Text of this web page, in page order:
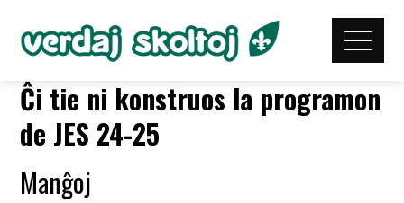
Ĉi tie ni konstruos la programon
de JES 24-25
Manĝoj